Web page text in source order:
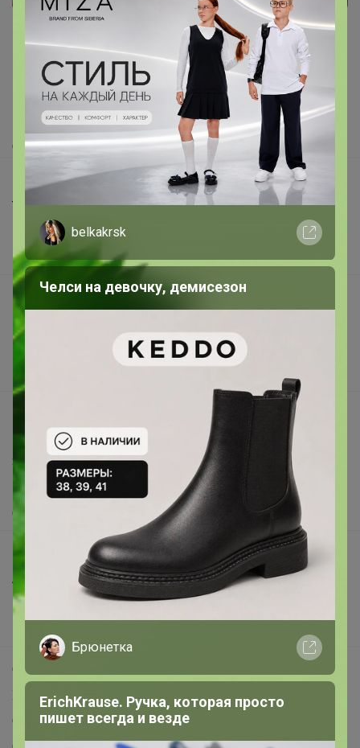
Как здесь все устроено?
Как сделать заказ?
Как получить?
Доставка
Шоурумы
Торговые марки
Наша команда
В наличии
Подарочные сертификаты
Реклама на сайте
Написать в поддержку
Защита покупателя
Помощь
О нас
Все предложения
Анонсы
Новости
Самое выгодное
Хиты продаж
Самое желанное
belkakrsk
Челси на девочку, демисезон
Брюнетка
ErichKrause. Ручка, которая просто
пишет всегда и везде